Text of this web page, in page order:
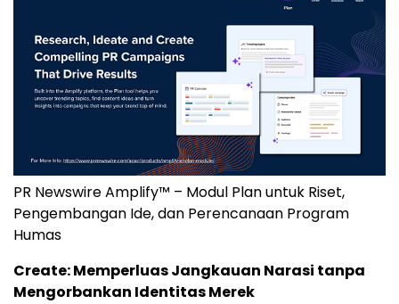
PR Newswire Amplify™ – Modul Plan untuk Riset,
Pengembangan Ide, dan Perencanaan Program
Humas
Create: Memperluas Jangkauan Narasi tanpa
Mengorbankan Identitas Merek